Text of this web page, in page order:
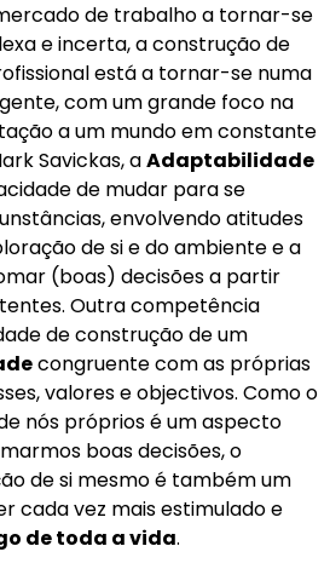
de trabalho a tornar-se
e incerta, a construção de
está a tornar-se numa
com um grande foco na
a um mundo em constante
Savickas, aAdaptabilidade
de mudar para se
envolvendo atitudes
de si e do ambiente e a
(boas) decisões a partir
Outra competência
de construção de um
congruente com as próprias
valores e objectivos. Como o
nós próprios é um aspecto
boas decisões, o
de si mesmo é também um
cada vez mais estimulado e
de toda a vida.